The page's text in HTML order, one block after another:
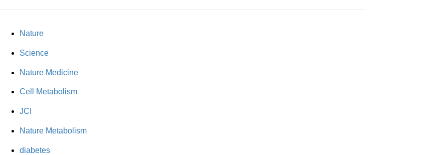
Nature
Science
Nature Medicine
Cell Metabolism
JCI
Nature Metabolism
diabetes